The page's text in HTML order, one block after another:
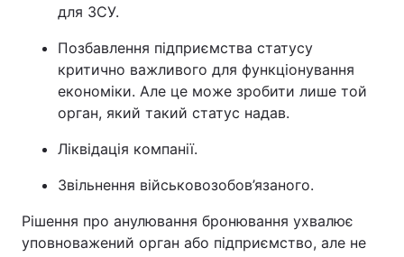
для ЗСУ.
Позбавлення підприємства статусу
критично важливого для функціонування
економіки. Але це може зробити лише той
орган, який такий статус надав.
Ліквідація компанії.
Звільнення військовозобов’язаного.
Рішення про анулювання бронювання ухвалює
уповноважений орган або підприємство, але не